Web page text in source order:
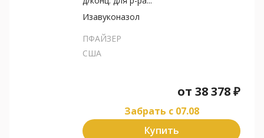
Изавуконазол
ПФАЙЗЕР
США
от 38 378₽
Забрать c 07.08
Купить